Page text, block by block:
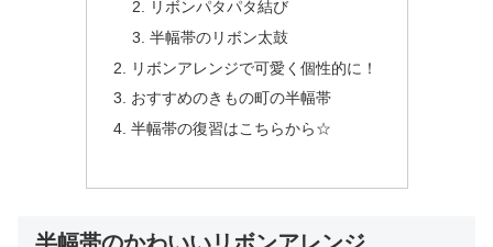
リボンパタパタ結び
半幅帯のリボン太鼓
リボンアレンジで可愛く個性的に！
おすすめのきもの町の半幅帯
半幅帯の復習はこちらから☆